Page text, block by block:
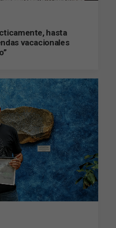
hasta
vacacionales
Necesarias
Estas
cookies no
son
opcionales.
Son
necesarias
para que
funcione la
web.